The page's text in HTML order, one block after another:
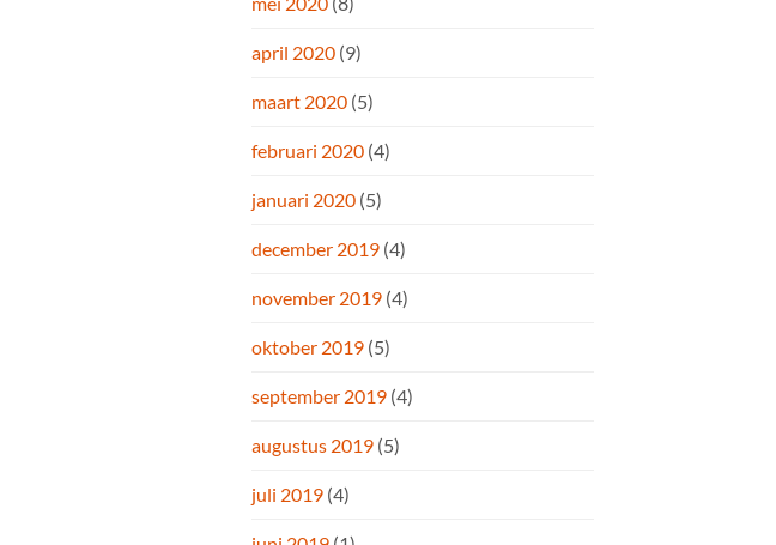
april 2020 (9)
maart 2020 (5)
februari 2020 (4)
januari 2020 (5)
december 2019 (4)
november 2019 (4)
oktober 2019 (5)
september 2019 (4)
augustus 2019 (5)
juli 2019 (4)